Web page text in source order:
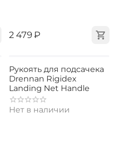
‍2 479‍₽
Рукоять для подсачека
Drennan Rigidex
Landing Net Handle
Нет в наличии